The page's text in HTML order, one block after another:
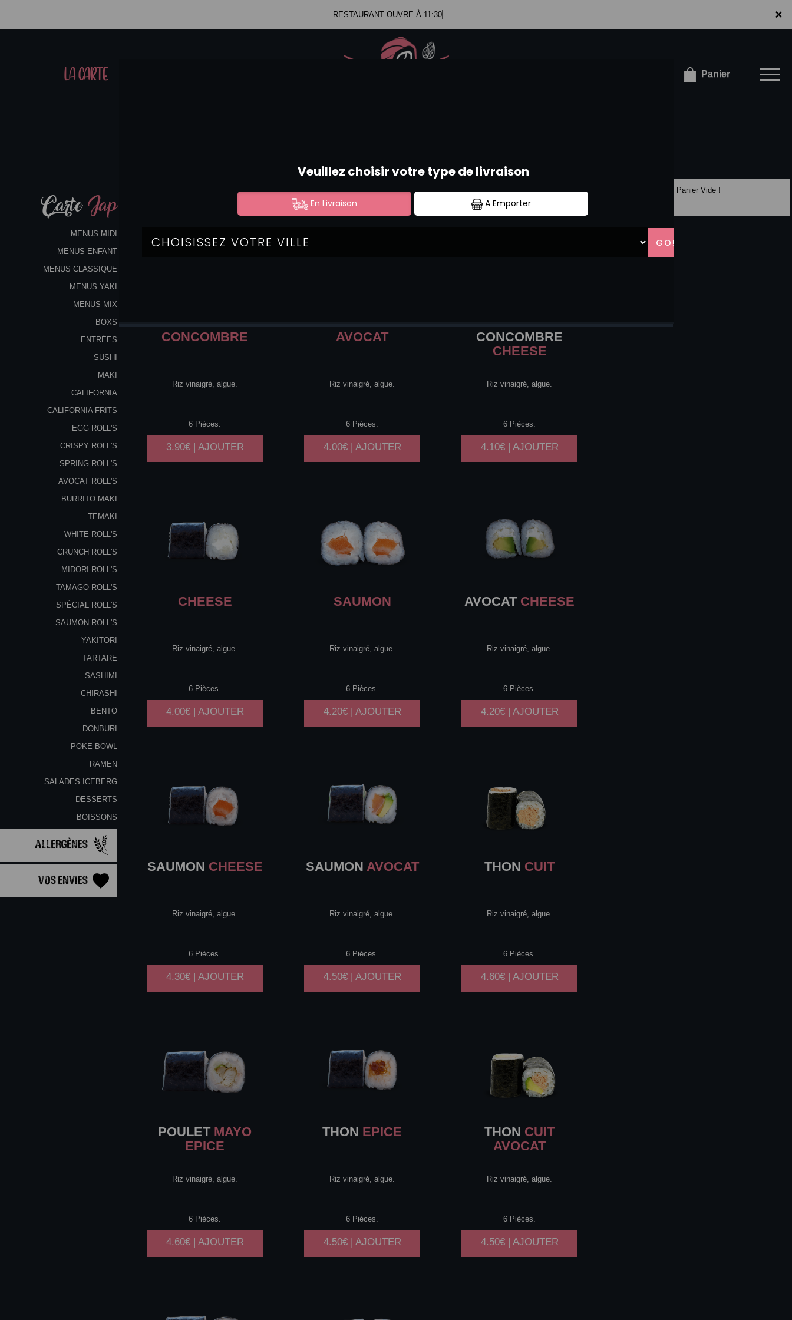
×
RESTAURANT OUVRE À 11:30
LA CARTE Panier
×
CarteJap
MENUS MIDI
MENUS ENFANT
MENUS CLASSIQUE
MENUS YAKI
MENUS MIX
BOXS
ENTRÉES
SUSHI
MAKI
CALIFORNIA
CALIFORNIA FRITS
EGG ROLL'S
CRISPY ROLL'S
SPRING ROLL'S
AVOCAT ROLL'S
BURRITO MAKI
TEMAKI
WHITE ROLL'S
CRUNCH ROLL'S
MIDORI ROLL'S
TAMAGO ROLL'S
SPÉCIAL ROLL'S
SAUMON ROLL'S
YAKITORI
TARTARE
SASHIMI
CHIRASHI
BENTO
DONBURI
POKE BOWL
RAMEN
SALADES ICEBERG
DESSERTS
BOISSONS
Allergènes
Vos Envies
MAKI
CONCOMBRE
Riz vinaigré, algue.
6 Pièces.
3.90€ | AJOUTER
AVOCAT
Riz vinaigré, algue.
6 Pièces.
4.00€ | AJOUTER
CONCOMBRE
CHEESE
Riz vinaigré, algue.
6 Pièces.
4.10€ | AJOUTER
CHEESE
Riz vinaigré, algue.
6 Pièces.
4.00€ | AJOUTER
SAUMON
Riz vinaigré, algue.
6 Pièces.
4.20€ | AJOUTER
AVOCATCHEESE
Riz vinaigré, algue.
6 Pièces.
4.20€ | AJOUTER
SAUMON CHEESE
Riz vinaigré, algue.
6 Pièces.
4.30€ | AJOUTER
SAUMON AVOCAT
Riz vinaigré, algue.
6 Pièces.
4.50€ | AJOUTER
THON CUIT
Riz vinaigré, algue.
6 Pièces.
4.60€ | AJOUTER
POULETMAYO
EPICE
Riz vinaigré, algue.
6 Pièces.
4.60€ | AJOUTER
THON EPICE
Riz vinaigré, algue.
6 Pièces.
4.50€ | AJOUTER
THON CUIT
AVOCAT
Riz vinaigré, algue.
6 Pièces.
4.50€ | AJOUTER
Panier Vide !